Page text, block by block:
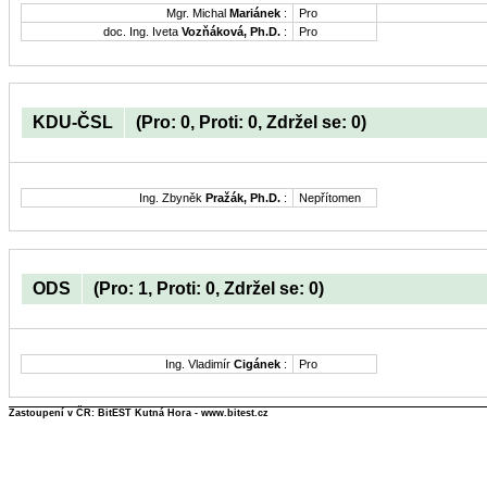
Mgr. Michal Mariánek :
Pro
doc. Ing. Iveta Vozňáková, Ph.D. : Pro
KDU-ČSL (Pro: 0, Proti: 0, Zdržel se: 0)
Ing. Zbyněk Pražák, Ph.D. : Nepřítomen
ODS (Pro: 1, Proti: 0, Zdržel se: 0)
Ing. Vladimír Cigánek : Pro
Zastoupení v ČR: BitEST Kutná Hora - www.bitest.cz